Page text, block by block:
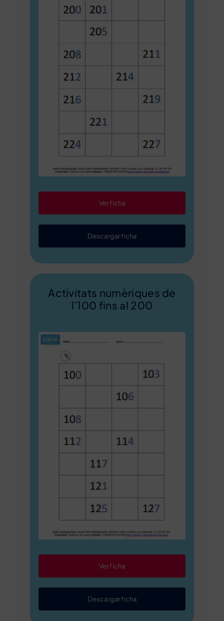
Ver ficha
Descargar ficha
Activitats numèriques de
l’100 fins al 200
Ver ficha
Descargar ficha